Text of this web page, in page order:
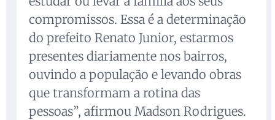
compromissos. Essa é a determinação
do prefeito Renato Junior, estarmos
presentes diariamente nos bairros,
ouvindo a população e levando obras
que transformam a rotina das
pessoas”, afirmou Madson Rodrigues.